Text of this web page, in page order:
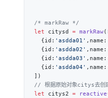
let citysd = markRaw
  {id:
'asdda01' ,name:
  {id:
'asdda02' ,name:
  {id:
'asdda03' ,name:
  {id:
'asdda04' ,name:
let citys2 = reactive